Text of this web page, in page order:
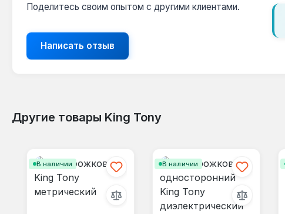
Поделитесь своим опытом с другими клиентами.
Написать отзыв
Другие товары King Tony
В наличии В наличии